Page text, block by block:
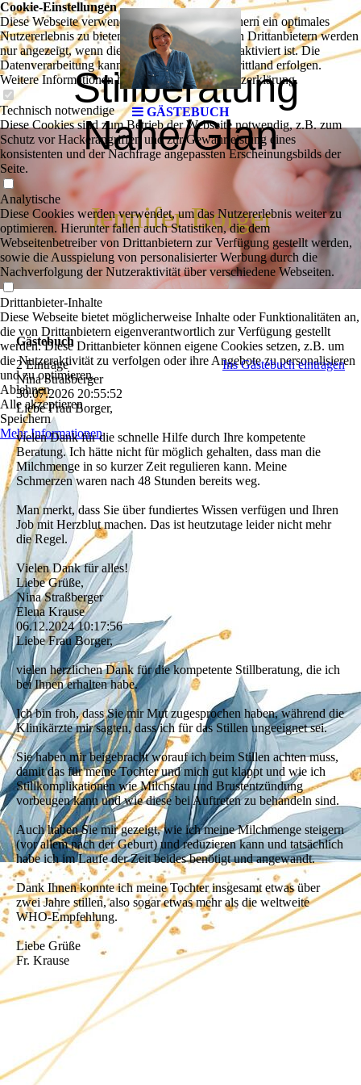
GÄSTEBUCH
Stillberatung
Nahe/Glan
Jennifer Borger
Gästebuch
2 Einträge
Ins Gästebuch eintragen
Nina Straßberger
30.07.2026 20:55:52
Liebe Frau Borger,
vielen Dank für die schnelle Hilfe durch Ihre kompetente
Beratung. Ich hätte nicht für möglich gehalten, dass man die
Milchmenge in so kurzer Zeit regulieren kann. Meine
Schmerzen waren nach 48 Stunden bereits weg.
Man merkt, dass Sie über fundiertes Wissen verfügen und Ihren
Job mit Herzblut machen. Das ist heutzutage leider nicht mehr
die Regel.
Vielen Dank für alles!
Liebe Grüße,
Nina Straßberger
Elena Krause
06.12.2024 10:17:56
Liebe Frau Borger,
vielen herzlichen Dank für die kompetente Stillberatung, die ich
bei Ihnen erhalten habe.
Ich bin froh, dass Sie mir Mut zugesprochen haben, während die
Klinikärzte mir sagten, dass ich für das Stillen ungeeignet sei.
Sie haben mir beigebracht worauf ich beim Stillen achten muss,
damit das für meine Tochter und mich gut klappt und wie ich
Stillkomplikationen wie Milchstau und Brustentzündung
vorbeugen kann und wie diese bei Auftreten zu behandeln sind.
Auch haben Sie mir gezeigt, wie ich meine Milchmenge steigern
(vor allem nach der Geburt) und reduzieren kann und tatsächlich
habe ich im Laufe der Zeit beides benötigt und angewandt.
Dank Ihnen konnte ich meine Tochter insgesamt etwas über
zwei Jahre stillen, also sogar etwas mehr als die weltweite
WHO-Empfehlung.
Liebe Grüße
Fr. Krause
Cookie-Einstellungen
Diese Webseite verwendet Cookies, um Besuchern ein optimales
Nutzererlebnis zu bieten. Bestimmte Inhalte von Drittanbietern werden
nur angezeigt, wenn die entsprechende Option aktiviert ist. Die
Datenverarbeitung kann dann auch in einem Drittland erfolgen.
Weitere Informationen hierzu in der Datenschutzerklärung.
Technisch notwendige
Diese Cookies sind zum Betrieb der Webseite notwendig, z.B. zum
Schutz vor Hackerangriffen und zur Gewährleistung eines
konsistenten und der Nachfrage angepassten Erscheinungsbilds der
Seite.
Analytische
Diese Cookies werden verwendet, um das Nutzererlebnis weiter zu
optimieren. Hierunter fallen auch Statistiken, die dem
Webseitenbetreiber von Drittanbietern zur Verfügung gestellt werden,
sowie die Ausspielung von personalisierter Werbung durch die
Nachverfolgung der Nutzeraktivität über verschiedene Webseiten.
Drittanbieter-Inhalte
Diese Webseite bietet möglicherweise Inhalte oder Funktionalitäten an,
die von Drittanbietern eigenverantwortlich zur Verfügung gestellt
werden. Diese Drittanbieter können eigene Cookies setzen, z.B. um
die Nutzeraktivität zu verfolgen oder ihre Angebote zu personalisieren
und zu optimieren.
Ablehnen
Alle akzeptieren
Speichern
Mehr Informationen